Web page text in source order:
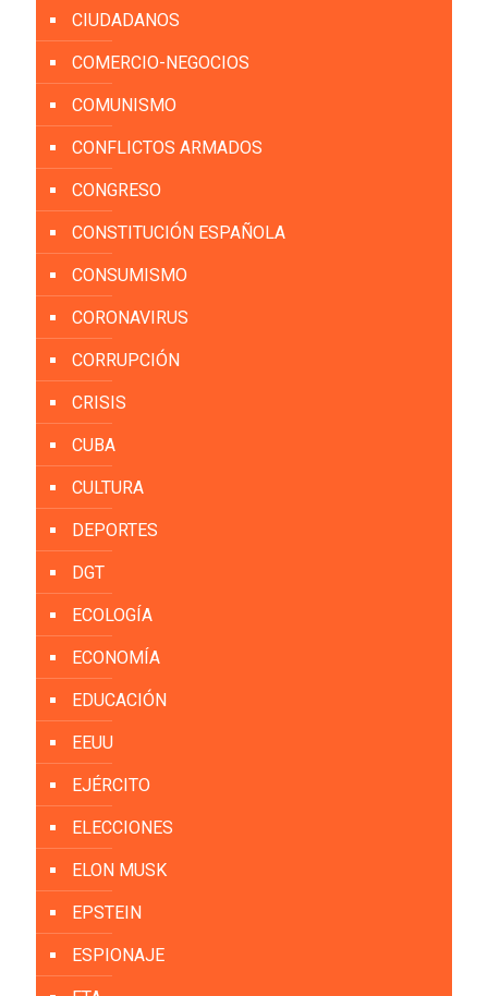
CIUDADANOS
COMERCIO-NEGOCIOS
COMUNISMO
CONFLICTOS ARMADOS
CONGRESO
CONSTITUCIÓN ESPAÑOLA
CONSUMISMO
CORONAVIRUS
CORRUPCIÓN
CRISIS
CUBA
CULTURA
DEPORTES
DGT
ECOLOGÍA
ECONOMÍA
EDUCACIÓN
EEUU
EJÉRCITO
ELECCIONES
ELON MUSK
EPSTEIN
ESPIONAJE